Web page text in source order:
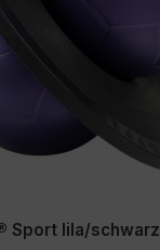
Sport lila/schwarz